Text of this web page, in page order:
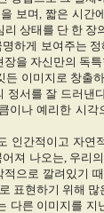
보며, 짧은 시간
상태를 단 한 장
하게 보여주는
을 자신만의 독
이미지로 창출
서를 잘 드러낸
이나 예리한 시각
인간적이고 자연
져 나오는, 우리
으로 깔려있기
표현하기 위해
다른 이미지를 지